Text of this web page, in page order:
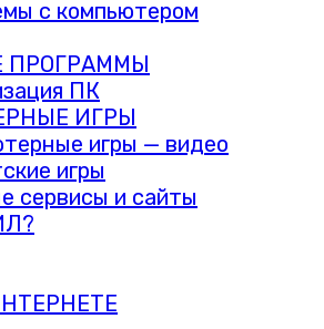
с компьютером
ПРОГРАММЫ
ПК
ИГРЫ
игры — видео
игры
сервисы и сайты